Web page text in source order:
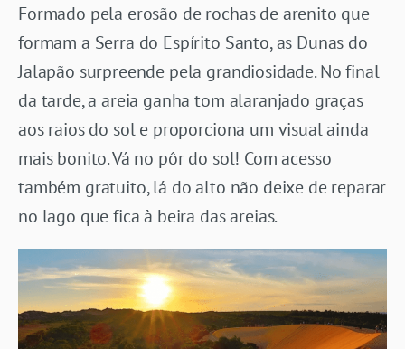
Formado pela erosão de rochas de arenito que
formam a Serra do Espírito Santo, as Dunas do
Jalapão surpreende pela grandiosidade. No final
da tarde, a areia ganha tom alaranjado graças
aos raios do sol e proporciona um visual ainda
mais bonito. Vá no pôr do sol! Com acesso
também gratuito, lá do alto não deixe de reparar
no lago que fica à beira das areias.